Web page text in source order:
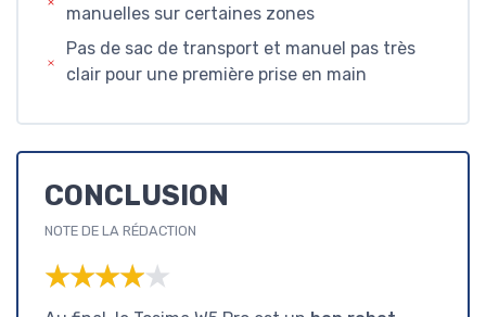
manuelles sur certaines zones
Pas de sac de transport et manuel pas très
clair pour une première prise en main
CONCLUSION
NOTE DE LA RÉDACTION
★★★★★
★★★★★